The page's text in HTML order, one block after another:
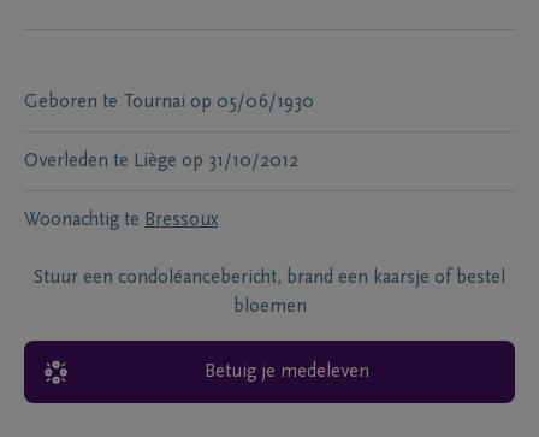
Geboren te Tournai op 05/06/1930
Overleden te Liège op 31/10/2012
Woonachtig te Bressoux
Stuur een condoléancebericht, brand een kaarsje of bestel
bloemen
Betuig je medeleven